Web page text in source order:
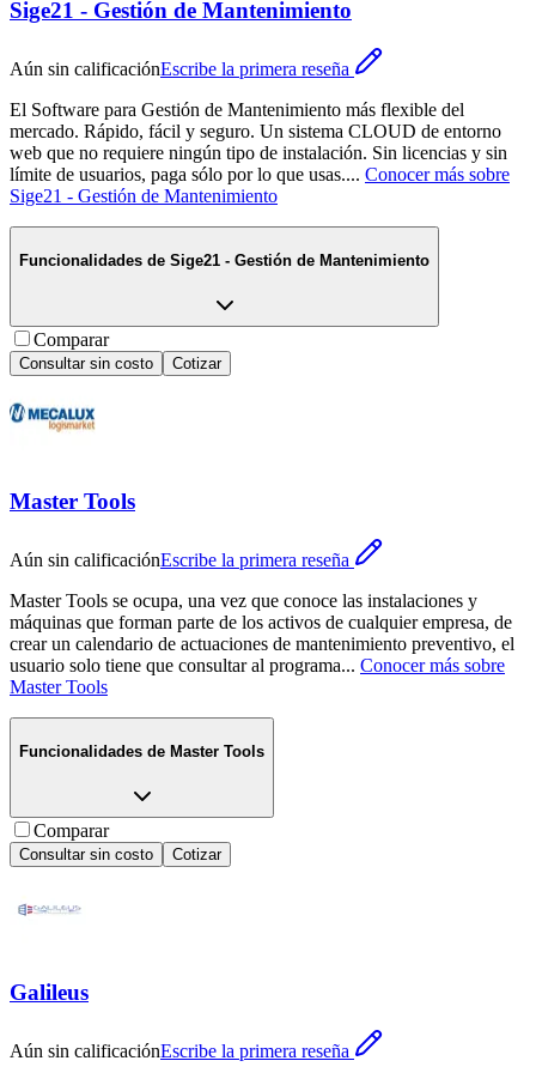
Sige21 - Gestión de Mantenimiento
Aún sin calificaciónEscribe la primera reseña
El Software para Gestión de Mantenimiento más flexible del
mercado. Rápido, fácil y seguro. Un sistema CLOUD de entorno
web que no requiere ningún tipo de instalación. Sin licencias y sin
límite de usuarios, paga sólo por lo que usas.... Conocer más sobre
Sige21 - Gestión de Mantenimiento
Funcionalidades de Sige21 - Gestión de Mantenimiento
Comparar
Consultar sin costo Cotizar
Master Tools
Aún sin calificaciónEscribe la primera reseña
Master Tools se ocupa, una vez que conoce las instalaciones y
máquinas que forman parte de los activos de cualquier empresa, de
crear un calendario de actuaciones de mantenimiento preventivo, el
usuario solo tiene que consultar al programa... Conocer más sobre
Master Tools
Funcionalidades de Master Tools
Comparar
Consultar sin costo Cotizar
Galileus
Aún sin calificaciónEscribe la primera reseña